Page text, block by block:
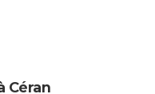
Céran